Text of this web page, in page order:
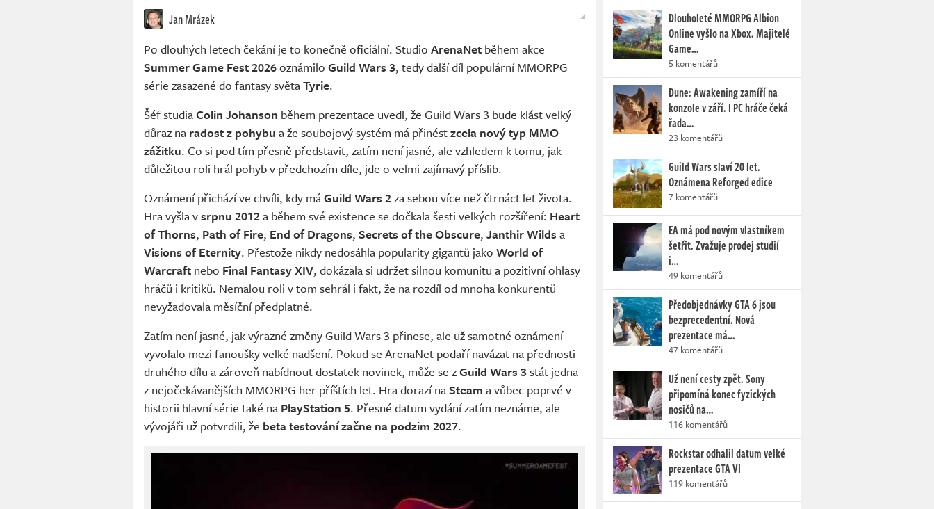
Jan Mrázek
Po dlouhých letech čekání je to konečně oficiální. Studio ArenaNet během akce
Summer Game Fest 2026oznámilo Guild Wars 3, tedy další díl populární MMORPG
série zasazené do fantasy světaTyrie.
Šéf studiaColin Johanson během prezentace uvedl, že Guild Wars 3 bude klást velký
důraz na radost z pohybu a že soubojový systém má přinéstzcela nový typ MMO
zážitku. Co si pod tím přesně představit, zatím není jasné, ale vzhledem k tomu, jak
důležitou roli hrál pohyb v předchozím díle, jde o velmi zajímavý příslib.
Oznámení přichází ve chvíli, kdy máGuild Wars 2za sebou více než čtrnáct let života.
Hra vyšla vsrpnu 2012a během své existence se dočkala šesti velkých rozšíření: Heart
of Thorns, Path of Fire, End of Dragons, Secrets of the Obscure, Janthir Wilds a
Visions of Eternity. Přestože nikdy nedosáhla popularity gigantů jako World of
Warcraft nebo Final Fantasy XIV, dokázala si udržet silnou komunitu a pozitivní ohlasy
hráčů i kritiků. Nemalou roli v tom sehrál i fakt, že na rozdíl od mnoha konkurentů
nevyžadovala měsíční předplatné.
Zatím není jasné, jak výrazné změny Guild Wars 3 přinese, ale už samotné oznámení
vyvolalo mezi fanoušky velké nadšení. Pokud se ArenaNet podaří navázat na přednosti
druhého dílu a zároveň nabídnout dostatek novinek, může se zGuild Wars 3stát jedna
z nejočekávanějších MMORPG her příštích let. Hra dorazí naSteam a vůbec poprvé v
historii hlavní série také na PlayStation 5. Přesné datum vydání zatím neznáme, ale
vývojáři už potvrdili, že beta testování začne na podzim 2027.
Dlouholeté MMORPG Albion
Online vyšlo na Xbox. Majitelé
Game…
5 komentářů
Dune: Awakening zamíří na
konzole v září. I PC hráče čeká
řada…
23 komentářů
Guild Wars slaví 20 let.
Oznámena Reforged edice
7 komentářů
EA má pod novým vlastníkem
šetřit. Zvažuje prodej studií
i…
49 komentářů
Předobjednávky GTA 6 jsou
bezprecedentní. Nová
prezentace má…
47 komentářů
Už není cesty zpět. Sony
připomíná konec fyzických
nosičů na…
116 komentářů
Rockstar odhalil datum velké
prezentace GTA VI
119 komentářů